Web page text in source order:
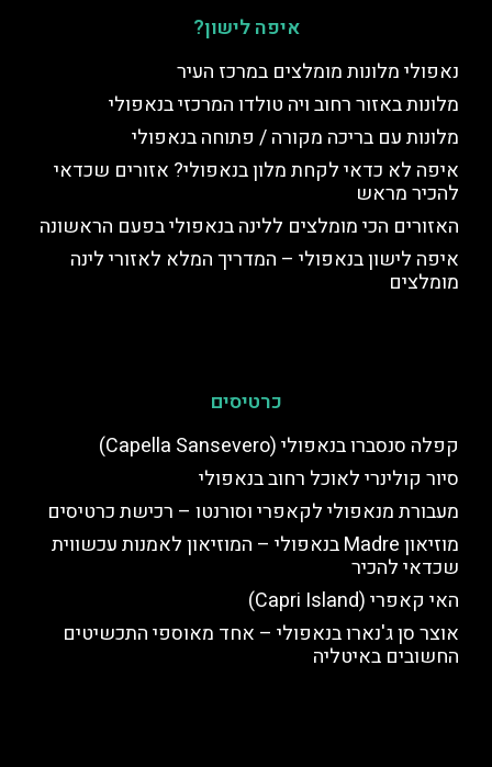
איפה לישון?
נאפולי מלונות מומלצים במרכז העיר
מלונות באזור רחוב ויה טולדו המרכזי בנאפולי
מלונות עם בריכה מקורה / פתוחה בנאפולי
איפה לא כדאי לקחת מלון בנאפולי? אזורים שכדאי
להכיר מראש
האזורים הכי מומלצים ללינה בנאפולי בפעם הראשונה
איפה לישון בנאפולי – המדריך המלא לאזורי לינה
מומלצים
כרטיסים
קפלה סנסברו בנאפולי (Capella Sansevero)
סיור קולינרי לאוכל רחוב בנאפולי
מעבורת מנאפולי לקאפרי וסורנטו – רכישת כרטיסים
מוזיאון Madre בנאפולי – המוזיאון לאמנות עכשווית
שכדאי להכיר
האי קאפרי (Capri Island)
אוצר סן ג'נארו בנאפולי – אחד מאוספי התכשיטים
החשובים באיטליה